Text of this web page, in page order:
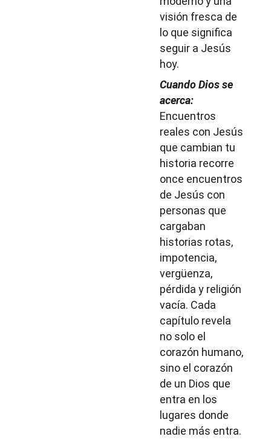
visión fresca de
lo que significa
seguir a Jesús
hoy.
Cuando Dios se
acerca:
Encuentros
reales con Jesús
que cambian tu
historia recorre
once encuentros
de Jesús con
personas que
cargaban
historias rotas,
impotencia,
vergüenza,
pérdida y religión
vacía. Cada
capítulo revela
no solo el
corazón humano,
sino el corazón
de un Dios que
entra en los
lugares donde
nadie más entra.